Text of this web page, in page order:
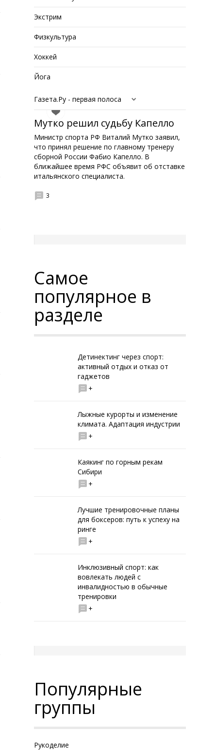
Экстрим
Физкультура
Хоккей
Йога
Газета.Ру - первая полоса
Мутко решил судьбу Капелло
Министр спорта РФ Виталий Мутко заявил,
что принял решение по главному тренеру
сборной России Фабио Капелло. В
ближайшее время РФС объявит об отставке
итальянского специалиста.
3
Самое
популярное в
разделе
Детинектинг через спорт:
активный отдых и отказ от
гаджетов
+
Лыжные курорты и изменение
климата. Адаптация индустрии
+
Каякинг по горным рекам
Сибири
+
Лучшие тренировочные планы
для боксеров: путь к успеху на
ринге
+
Инклюзивный спорт: как
вовлекать людей с
инвалидностью в обычные
тренировки
+
Популярные
группы
Рукоделие